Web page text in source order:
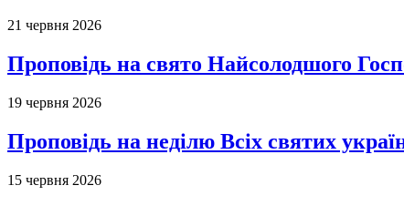
21 червня 2026
Проповідь на свято Найсолодшого
19 червня 2026
Проповідь на неділю Всіх святих
15 червня 2026